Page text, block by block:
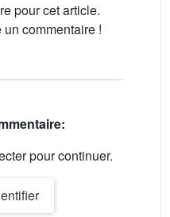
pour cet article.
commentaire !
pour continuer.